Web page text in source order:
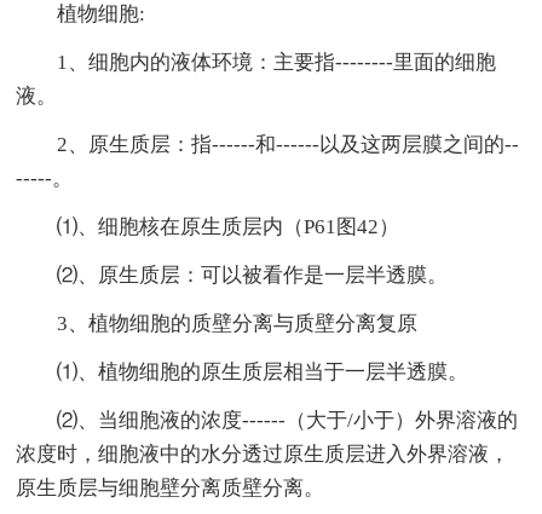
植物细胞:
1、细胞内的液体环境：主要指--------里面的细胞
液。
2、原生质层：指------和------以及这两层膜之间的--
-----。
⑴、细胞核在原生质层内（P61图42）
⑵、原生质层：可以被看作是一层半透膜。
3、植物细胞的质壁分离与质壁分离复原
⑴、植物细胞的原生质层相当于一层半透膜。
⑵、当细胞液的浓度------（大于/小于）外界溶液的
浓度时，细胞液中的水分透过原生质层进入外界溶液，
原生质层与细胞壁分离质壁分离。